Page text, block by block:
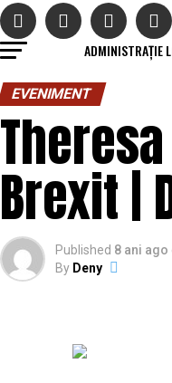
ADMINISTRAȚIE
EVENIMENT
Brexit |
Published 8 ani ago
By Deny